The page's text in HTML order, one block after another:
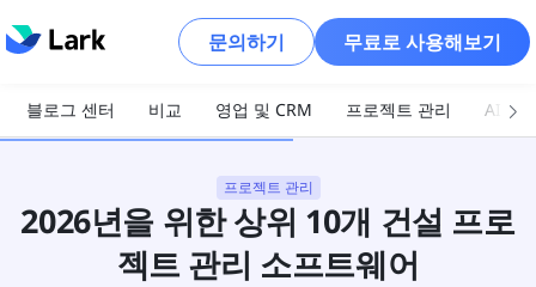
문의하기 무료로 사용해보기
블로그 센터 비교 영업 및 CRM 프로젝트 관리 AI 및
프로젝트 관리
2026년을 위한 상위 10개 건설 프로
젝트 관리 소프트웨어